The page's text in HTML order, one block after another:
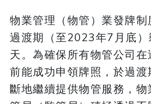
物業管理（物管）業發牌制
過渡期（至2023年7月底
天。為確保所有物管公司在
前能成功申領牌照，於過渡
斷地繼續提供物管服務，物